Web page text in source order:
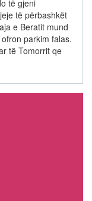
të gjeni
të përbashkët
e Beratit mund
parkim falas.
të Tomorrit qe